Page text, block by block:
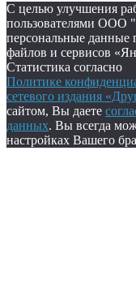
С целью улучшения
пользователями ООО
персональные данные
файлов и сервисов
Статистика согласно
Политике
сетевого издания
сайтом, Вы даете
данных. Вы всегда
настройках Вашего